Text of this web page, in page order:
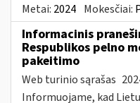
Metai: 2024 Mokesčiai:
Informacinis
Respublikos pelno
pakeitimo
Web turinio sąrašas
Informuojame, kad